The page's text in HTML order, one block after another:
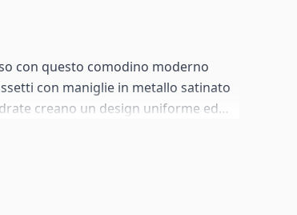
con questo comodino moderno
con maniglie in metallo satinato
creano un design uniforme ed